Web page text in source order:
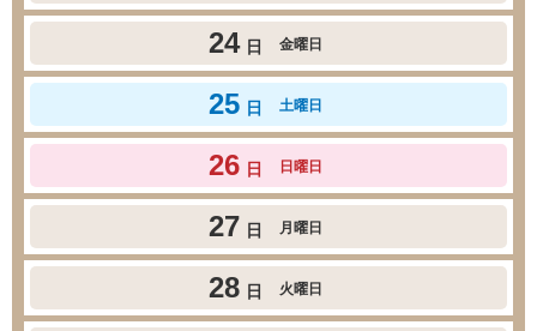
24 日 金曜日
25 日 土曜日
26 日 日曜日
27 日 月曜日
28 日 火曜日